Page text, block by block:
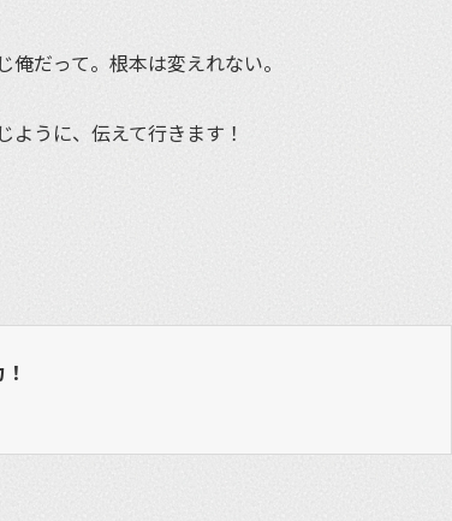
だって。根本は変えれない。
うに、伝えて行きます！